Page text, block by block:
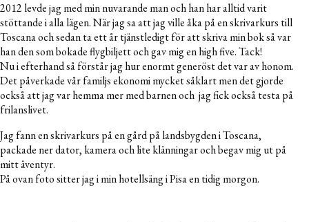
2012 levde jag med min nuvarande man och han har alltid varit
stöttande i alla lägen. När jag sa att jag ville åka på en skrivarkurs till
Toscana och sedan ta ett år tjänstledigt för att skriva min bok så var
han den som bokade flygbiljett och gav mig en high five. Tack!
Nu i efterhand så förstår jag hur enormt generöst det var av honom.
Det påverkade vår familjs ekonomi mycket såklart men det gjorde
också att jag var hemma mer med barnen och jag fick också testa på
frilanslivet.
Jag fann en skrivarkurs på en gård på landsbygden i Toscana,
packade ner dator, kamera och lite klänningar och begav mig ut på
mitt äventyr.
På ovan foto sitter jag i min hotellsäng i Pisa en tidig morgon.